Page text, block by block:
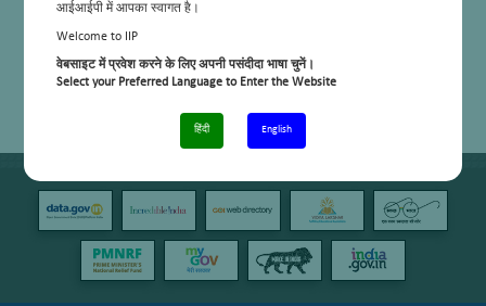
आईआईपी में आपका स्वागत है।
Welcome to IIP
वेबसाइट में प्रवेश करने के लिए अपनी पसंदीदा भाषा चुनें।
Select your Preferred Language to Enter the Website
हिंदी English